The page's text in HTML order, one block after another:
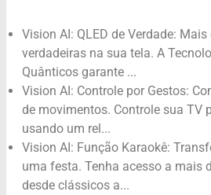
Vision AI: QLED de Verdade:
verdadeiras na sua tela. A
Quânticos garante ...
Vision AI: Controle por Gestos:
de movimentos. Controle sua TV
usando um rel...
Vision AI: Função Karaokê:
uma festa. Tenha acesso a mais
desde clássicos a...